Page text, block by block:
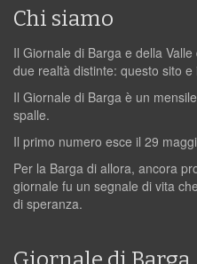
Chi siamo
Il Giornale di Barga e della
due realtà distinte: questo sito
Il Giornale di Barga è un
spalle.
Il primo numero esce il 29
Per la Barga di allora, ancora
giornale fu un segnale di vita
di speranza.